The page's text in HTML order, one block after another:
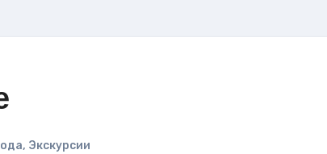
, Экскурсии